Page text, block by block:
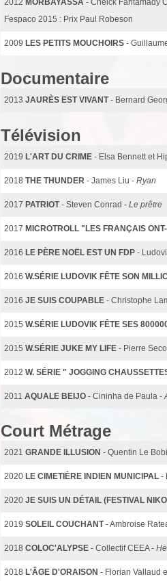
Fespaco 2015 : Prix Paul Robeson
2009 LES PETITS MOUCHOIRS -
Documentaire
2013 JAURÈS EST VIVANT - Bernard
Télévision
2019 L'ART DU CRIME - Elsa Bennett et
2018 THE THUNDER - James Liu - Ryan
2017 PATRIOT - Steven Conrad - Le prêtre
2017 MICROTROLL "LES FRANÇAIS
2016 LE PÈRE NOËL EST UN FDP -
2016 W.SÉRIE LUDOVIK FÊTE SON
2016 JE SUIS COUPABLE - Christophe
2015 W.SÉRIE LUDOVIK FÊTE SES
2015 W.SÉRIE JUKE MY LIFE - Pierre
2012 W. SÉRIE " JOGGING
2011 AQUALE BEIJO - Cininha de Paula -
Court Métrage
2021 GRANDE ILLUSION - Quentin Le
2020 LE CIMETIÈRE INDIEN MUNICIPAL -
2020 JE SUIS UN DÉTAIL (FESTIVAL
2019 SOLEIL COUCHANT - Ambroise
2018 COLOC'ALYPSE - Collectif CEEA -
2018 L'ÂGE D'ORAISON - Florian Vallaud